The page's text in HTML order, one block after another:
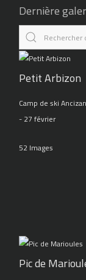
Dernière
Petit Arbizon
Camp de ski
- 27 février
52 Images
Pic de